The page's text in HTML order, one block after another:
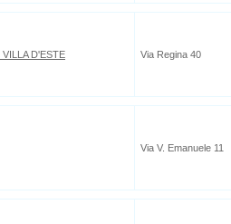
D'ESTE Via Regina 40
Via V. Emanuele 11